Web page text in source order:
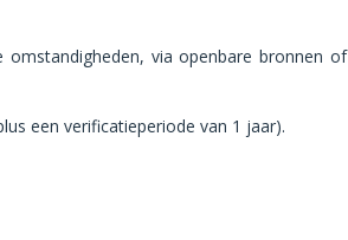
via openbare bronnen of
een verificatieperiode van 1 jaar).